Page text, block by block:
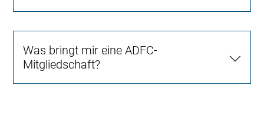
Was bringt mir eine ADFC-
Mitgliedschaft?